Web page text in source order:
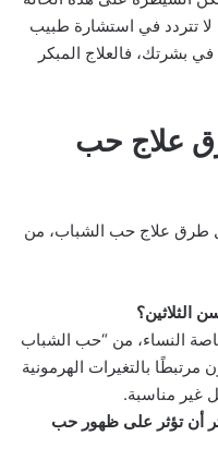
تتردد في استشارة طبيب
بشرتك، فالعلاج المبكر
علاج حب
طرق علاج حب الشباب، من
النساء، من “حب الشباب
مرتبطًا بالتغيرات الهرمونية
غير مناسبة.
أن تؤثر على ظهور حب